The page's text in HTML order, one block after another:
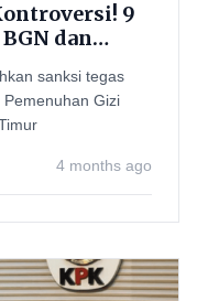
9
dan
sanksi tegas
Gizi
4 months ago